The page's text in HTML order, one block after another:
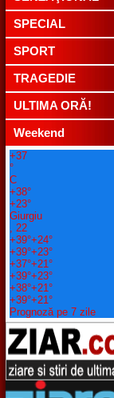
SPECIAL
SPORT
TRAGEDIE
ULTIMA ORĂ!
Weekend
+37
°
C
+38°
+23°
Giurgiu
, 22
+39°+24°
+39°+23°
+37°+21°
+39°+23°
+38°+21°
+39°+21°
Prognoză pe 7 zile